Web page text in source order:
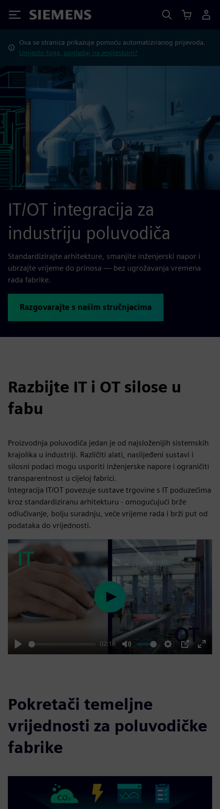
Siemens
Ova se stranica prikazuje pomoću automatiziranog prijevoda.
Umjesto toga, pogledaj na engleskom?
IT/OT integracija za
industriju poluvodiča
Standardizirajte arhitekture, smanjite inženjerski napor i
ubrzajte vrijeme do prinosa — bez ugrožavanja vremena
rada fabrike.
Razgovarajte s našim stručnjacima
Razbijte IT i OT silose u
fabu
Proizvodnja poluvodiča jedan je od najsloženijih sistemskih
krajolika u industriji. Različiti alati, naslijeđeni sustavi i
silosni podaci mogu usporiti inženjerske napore i ograničiti
transparentnost u cijeloj fabrici.
Integracija IT/OT povezuje sustave trgovine s IT poduzećima
kroz standardiziranu arhitekturu - omogućujući brže
odlučivanje, bolju suradnju, veće vrijeme rada i brži put od
podataka do vrijednosti.
Play
02:16
Mute Settings
PIP
Enter
Play
Pokretači temeljne
vrijednosti za poluvodičke
fabrike